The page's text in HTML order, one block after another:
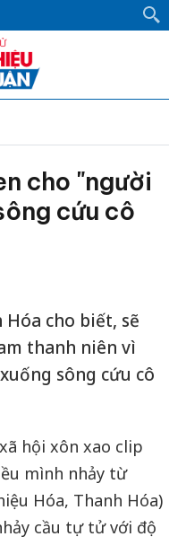
cho "người
cứu cô
Hóa cho biết, sẽ
thanh niên vì
sông cứu cô
hội xôn xao clip
mình nhảy từ
Hóa, Thanh Hóa)
cầu tự tử với độ